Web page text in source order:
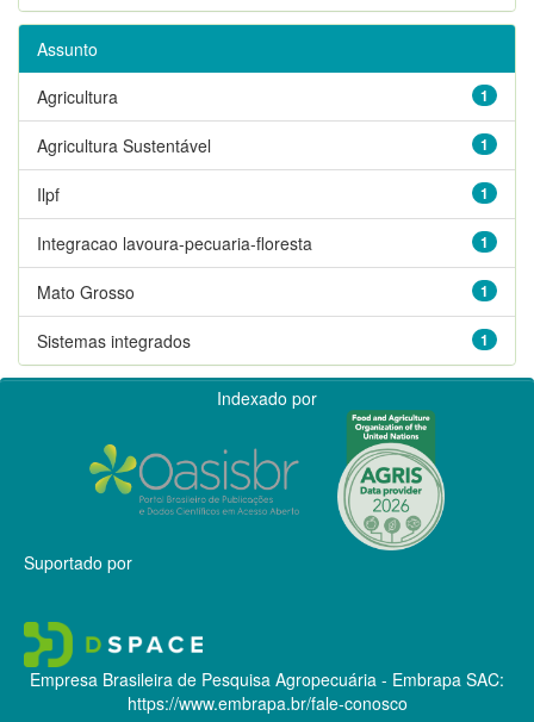
Assunto
1
Agricultura
1
Agricultura Sustentável
1
Ilpf
1
Integracao lavoura-pecuaria-floresta
1
Mato Grosso
1
Sistemas integrados
Indexado por
Suportado por
Empresa Brasileira de Pesquisa Agropecuária - Embrapa SAC:
https://www.embrapa.br/fale-conosco